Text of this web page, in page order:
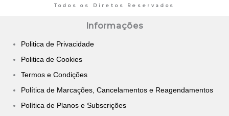
Todos os Diretos Reservados
Informações
Politica de Privacidade
Politica de Cookies
Termos e Condições
Política de Marcações, Cancelamentos e Reagendamentos
Política de Planos e Subscrições